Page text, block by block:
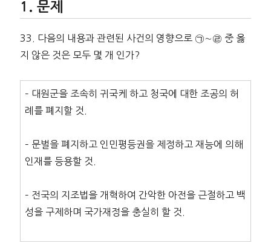
문제
33. 다음의 내용과 관련된 사건의 영향으로 ㉠∼㉣ 중 옳
지 않은 것은 모두 몇 개 인가?
– 대원군을 조속히 귀국케 하고 청국에 대한 조공의 허
례를 폐지할 것.
– 문벌을 폐지하고 인민평등권을 제정하고 재능에 의해
인재를 등용할 것.
– 전국의 지조법을 개혁하여 간악한 아전을 근절하고 백
성을 구제하며 국가재정을 충실히 할 것.